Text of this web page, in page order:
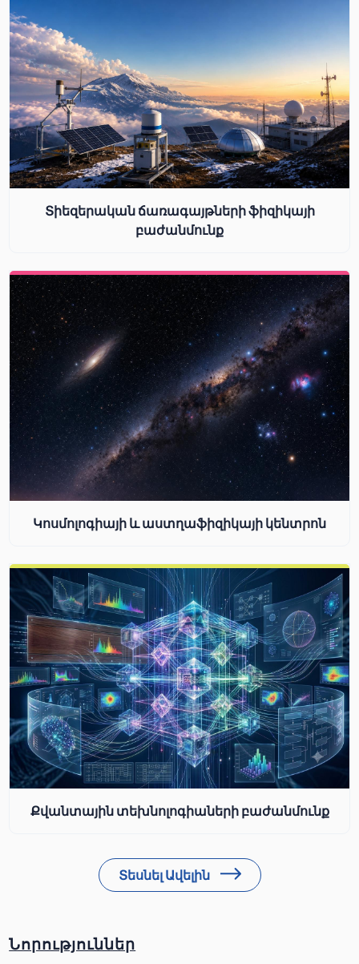
Տիեզերական ճառագայթների ֆիզիկայի
բաժանմունք
Կոսմոլոգիայի և աստղաֆիզիկայի կենտրոն
Քվանտային տեխնոլոգիաների բաժանմունք
Տեսնել Ավելին
Նորություններ